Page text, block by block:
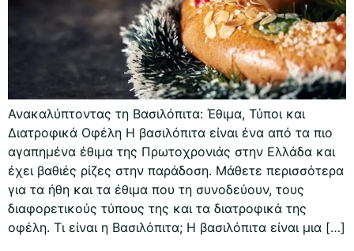
Ανακαλύπτοντας τη Βασιλόπιτα: Έθιμα, Τύποι και
Διατροφικά Οφέλη Η βασιλόπιτα είναι ένα από τα πιο
αγαπημένα έθιμα της Πρωτοχρονιάς στην Ελλάδα και
έχει βαθιές ρίζες στην παράδοση. Μάθετε περισσότερα
για τα ήθη και τα έθιμα που τη συνοδεύουν, τους
διαφορετικούς τύπους της και τα διατροφικά της
οφέλη. Τι είναι η Βασιλόπιτα; Η βασιλόπιτα είναι μια […]